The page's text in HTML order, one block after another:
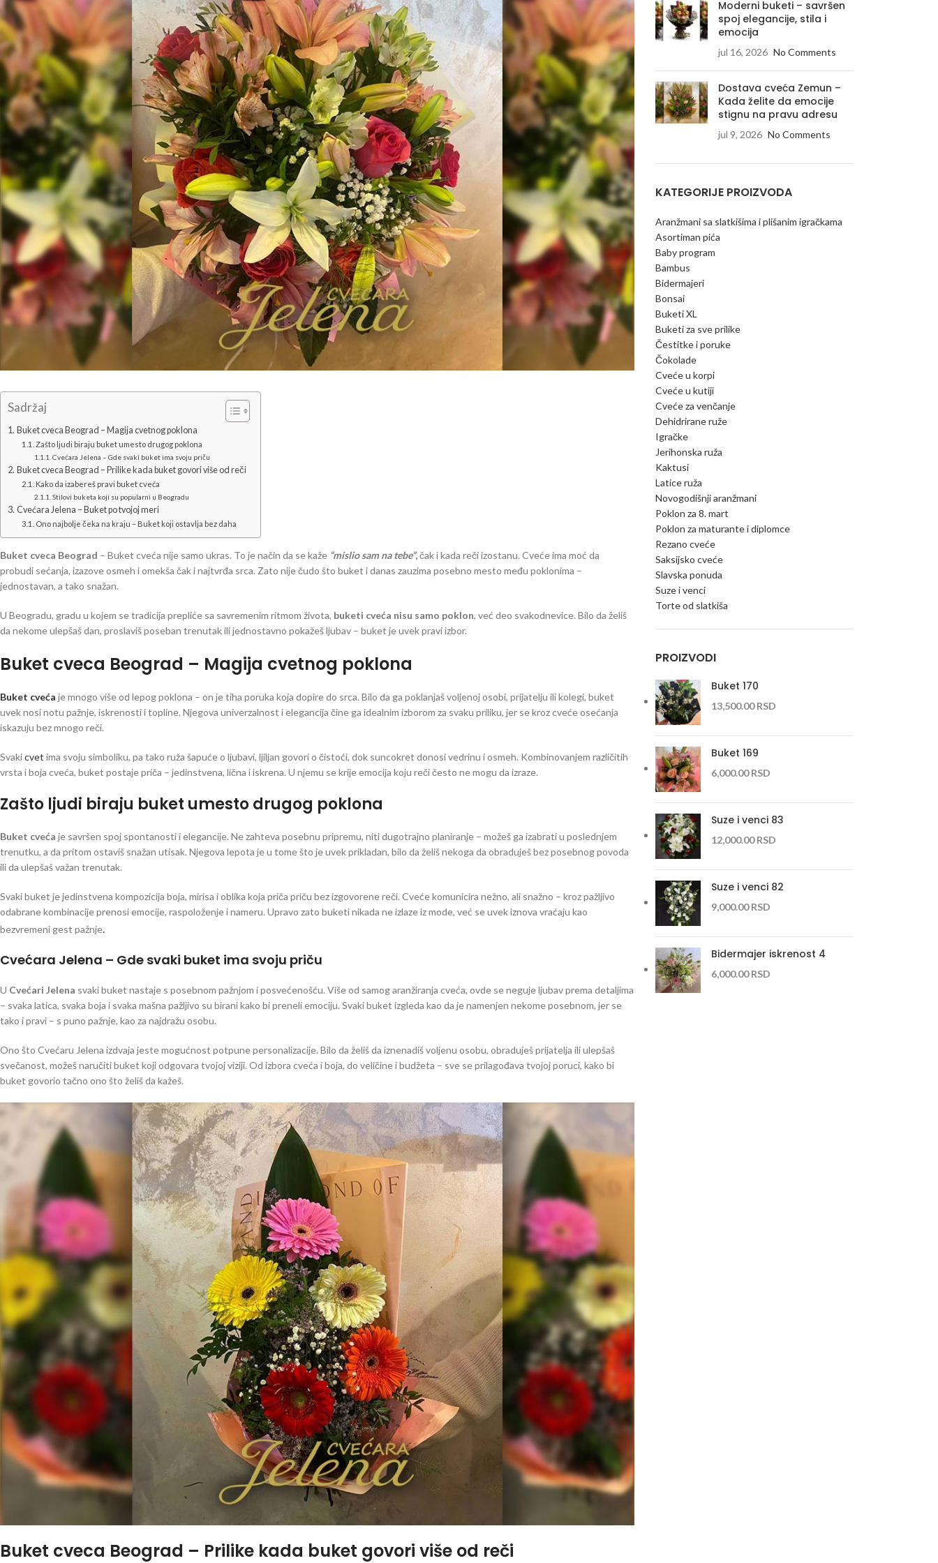
Sadržaj
Buket cveca Beograd – Magija cvetnog poklona
Zašto ljudi biraju buket umesto drugog poklona
Cvećara Jelena – Gde svaki buket ima svoju priču
Buket cveca Beograd – Prilike kada buket govori više od reči
Kako da izabereš pravi buket cveća
Stilovi buketa koji su popularni u Beogradu
Cvećara Jelena – Buket po tvojoj meri
Ono najbolje čeka na kraju – Buket koji ostavlja bez daha
Buket cveca Beograd – Buket cveća nije samo ukras. To je način da se kaže “mislio sam na tebe”,čak i kada reči izostanu. Cveće ima moć da
probudi sećanja, izazove osmeh i omekša čak i najtvrđa srca. Zato nije čudo što buket i danas zauzima posebno mesto među poklonima –
jednostavan, a tako snažan.
U Beogradu, gradu u kojem se tradicija prepliće sa savremenim ritmom života, buketi cveća nisu samo poklon, već deo svakodnevice. Bilo da želiš
da nekome ulepšaš dan, proslaviš poseban trenutak ili jednostavno pokažeš ljubav – buket je uvek pravi izbor.
Buket cveca Beograd – Magija cvetnog poklona
Buket cveća je mnogo više od lepog poklona – on je tiha poruka koja dopire do srca. Bilo da ga poklanjaš voljenoj osobi, prijatelju ili kolegi, buket
uvek nosi notu pažnje, iskrenosti i topline. Njegova univerzalnost i elegancija čine ga idealnim izborom za svaku priliku, jer se kroz cveće osećanja
iskazuju bez mnogo reči.
Svakicvet ima svoju simboliku, pa tako ruža šapuće o ljubavi, ljiljan govori o čistoći, dok suncokret donosi vedrinu i osmeh. Kombinovanjem različitih
vrsta i boja cveća, buket postaje priča – jedinstvena, lična i iskrena. U njemu se krije emocija koju reči često ne mogu da izraze.
Zašto ljudi biraju buket umesto drugog poklona
Buket cveća je savršen spoj spontanosti i elegancije. Ne zahteva posebnu pripremu, niti dugotrajno planiranje – možeš ga izabrati u poslednjem
trenutku, a da pritom ostaviš snažan utisak. Njegova lepota je u tome što je uvek prikladan, bilo da želiš nekoga da obraduješ bez posebnog povoda
ili da ulepšaš važan trenutak.
Svaki buket je jedinstvena kompozicija boja, mirisa i oblika koja priča priču bez izgovorene reči. Cveće komunicira nežno, ali snažno – kroz pažljivo
odabrane kombinacije prenosi emocije, raspoloženje i nameru. Upravo zato buketi nikada ne izlaze iz mode, već se uvek iznova vraćaju kao
bezvremeni gest pažnje
Cvećara Jelena – Gde svaki buket ima svoju priču
U Cvećari Jelena svaki buket nastaje s posebnom pažnjom i posvećenošću. Više od samog aranžiranja cveća, ovde se neguje ljubav prema detaljima
– svaka latica, svaka boja i svaka mašna pažljivo su birani kako bi preneli emociju. Svaki buket izgleda kao da je namenjen nekome posebnom, jer se
tako i pravi – s puno pažnje, kao za najdražu osobu.
Ono što Cvećaru Jelena izdvaja jeste mogućnost potpune personalizacije. Bilo da želiš da iznenadiš voljenu osobu, obraduješ prijatelja ili ulepšaš
svečanost, možeš naručiti buket koji odgovara tvojoj viziji. Od izbora cveća i boja, do veličine i budžeta – sve se prilagođava tvojoj poruci, kako bi
buket govorio tačno ono što želiš da kažeš.
Buket cveca Beograd – Prilike kada buket govori više od reči
Moderni buketi – savršen
spoj elegancije, stila i
emocija
jul 16, 2026 No Comments
Dostava cveća Zemun –
Kada želite da emocije
stignu na pravu adresu
jul 9, 2026 No Comments
KATEGORIJE PROIZVODA
Aranžmani sa slatkišima i plišanim igračkama
Asortiman pića
Baby program
Bambus
Bidermajeri
Bonsai
Buketi XL
Buketi za sve prilike
Čestitke i poruke
Čokolade
Cveće u korpi
Cveće u kutiji
Cveće za venčanje
Dehidrirane ruže
Igračke
Jerihonska ruža
Kaktusi
Latice ruža
Novogodišnji aranžmani
Poklon za 8. mart
Poklon za maturante i diplomce
Rezano cveće
Saksijsko cveće
Slavska ponuda
Suze i venci
Torte od slatkiša
PROIZVODI
Buket 170
13,500.00RSD
Buket 169
6,000.00RSD
Suze i venci 83
12,000.00RSD
Suze i venci 82
9,000.00RSD
Bidermajer iskrenost 4
6,000.00RSD